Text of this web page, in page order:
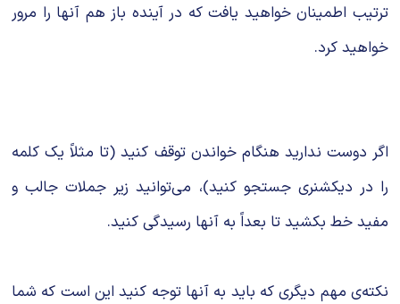
ترتیب اطمینان خواهید یافت که در آینده باز هم آنها را مرور
خواهید کرد.
اگر دوست ندارید هنگام خواندن توقف کنید (تا مثلاً یک کلمه
را در دیکشنری جستجو کنید)، می‌توانید زیر جملات جالب و
مفید خط بکشید تا بعداً به آنها رسیدگی کنید.
نکته‌ی مهم دیگری که باید به آنها توجه کنید این است که شما